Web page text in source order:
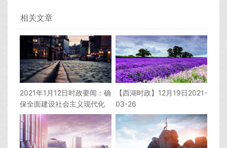
相关文章
2021年1月12日时政要闻：确
保全面建设社会主义现代化
国家开好局、起好步_时政新
闻12月
【西湖时政】12月19日2021-
03-26